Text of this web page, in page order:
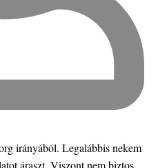
irányából. Legalábbis nekem
áraszt. Viszont nem biztos,